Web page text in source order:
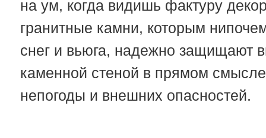
на ум, когда видишь фактуру
гранитные камни, которым
снег и вьюга, надежно защищают
каменной стеной в прямом
непогоды и внешних опасностей.